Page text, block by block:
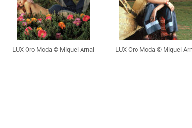
LUX Oro Moda © Miquel Arnal LUX Oro Moda © Miquel